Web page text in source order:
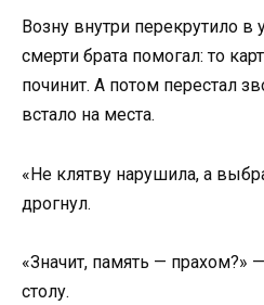
Возну внутри перекрутило в
смерти брата помогал: то
починит. А потом перестал
встало на места.
«Не клятву нарушила, а
дрогнул.
«Значит, память — прахом?»
столу.